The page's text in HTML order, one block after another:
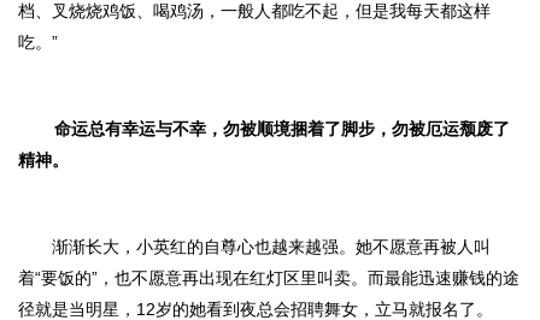
档、叉烧烧鸡饭、喝鸡汤，一般人都吃不起，但是我每天都这样
吃。”
命运总有幸运与不幸，勿被顺境捆着了脚步，勿被厄运颓废了
精神。
渐渐长大，小英红的自尊心也越来越强。她不愿意再被人叫
着“要饭的”，也不愿意再出现在红灯区里叫卖。而最能迅速赚钱的途
径就是当明星，12岁的她看到夜总会招聘舞女，立马就报名了。